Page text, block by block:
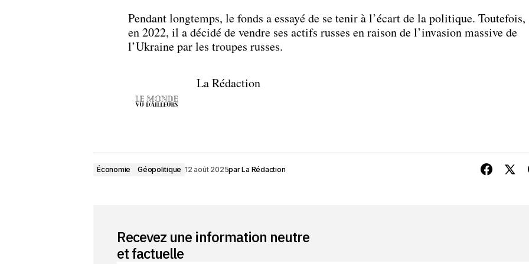
Pendant longtemps, le fonds a essayé de se tenir à l’écart de la politique. Toutefois,
en 2022, il a décidé de vendre ses actifs russes en raison de l’invasion massive de
l’Ukraine par les troupes russes.
La Rédaction
Économie Géopolitique 12 août 2025parLa Rédaction
Recevez une information neutre
et factuelle